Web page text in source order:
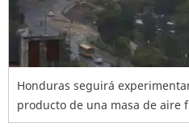
Honduras seguirá
producto de una masa de aire